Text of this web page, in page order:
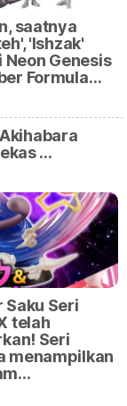
saatnya
'Ishzak'
Genesis
Formula…
…
Saku Seri
telah
Seri
menampilkan